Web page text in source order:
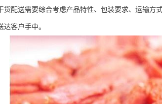
货配送需要综合考虑产品特性、包装要求、运输
达客户手中。